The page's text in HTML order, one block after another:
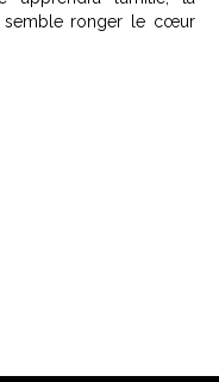
semble ronger le cœur